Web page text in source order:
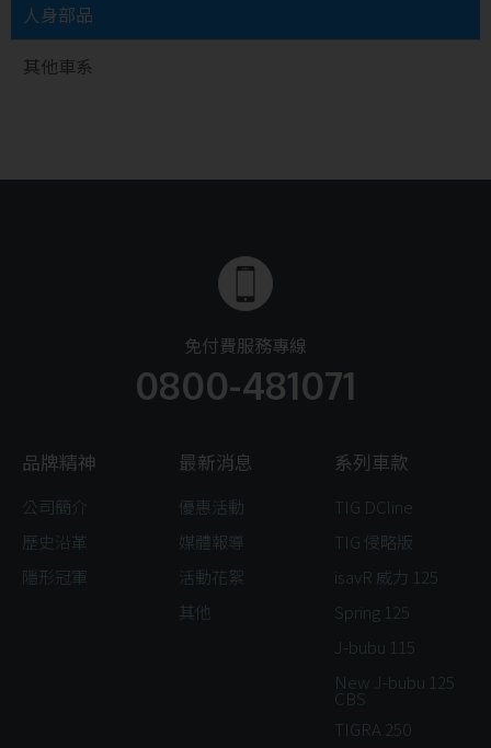
人身部品
其他車系
免付費服務專線
0800-481071
品牌精神
公司簡介
歷史沿革
隱形冠軍
最新消息
優惠活動
媒體報導
活動花絮
其他
系列車款
TIG DCline
TIG 侵略版
isavR 威力 125
Spring 125
J-bubu 115
New J-bubu 125
CBS
TIGRA 250